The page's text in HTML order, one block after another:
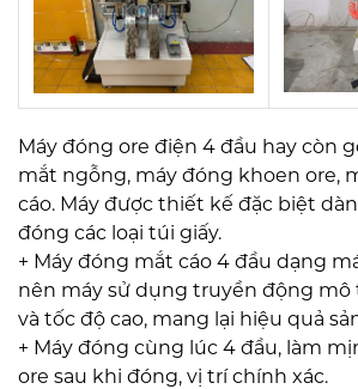
Máy đóng ore điện 4 đầu hay còn
mắt ngỗng, máy đóng khoen ore,
cáo. Máy được thiết kế đặc biệt
đóng các loại túi giấy.
+ Máy đóng mắt cáo 4 đầu dạng
nên máy sử dụng truyền động mô
và tốc độ cao, mang lại hiệu quả
+ Máy đóng cùng lúc 4 đầu, làm
ore sau khi đóng, vị trí chính xác.